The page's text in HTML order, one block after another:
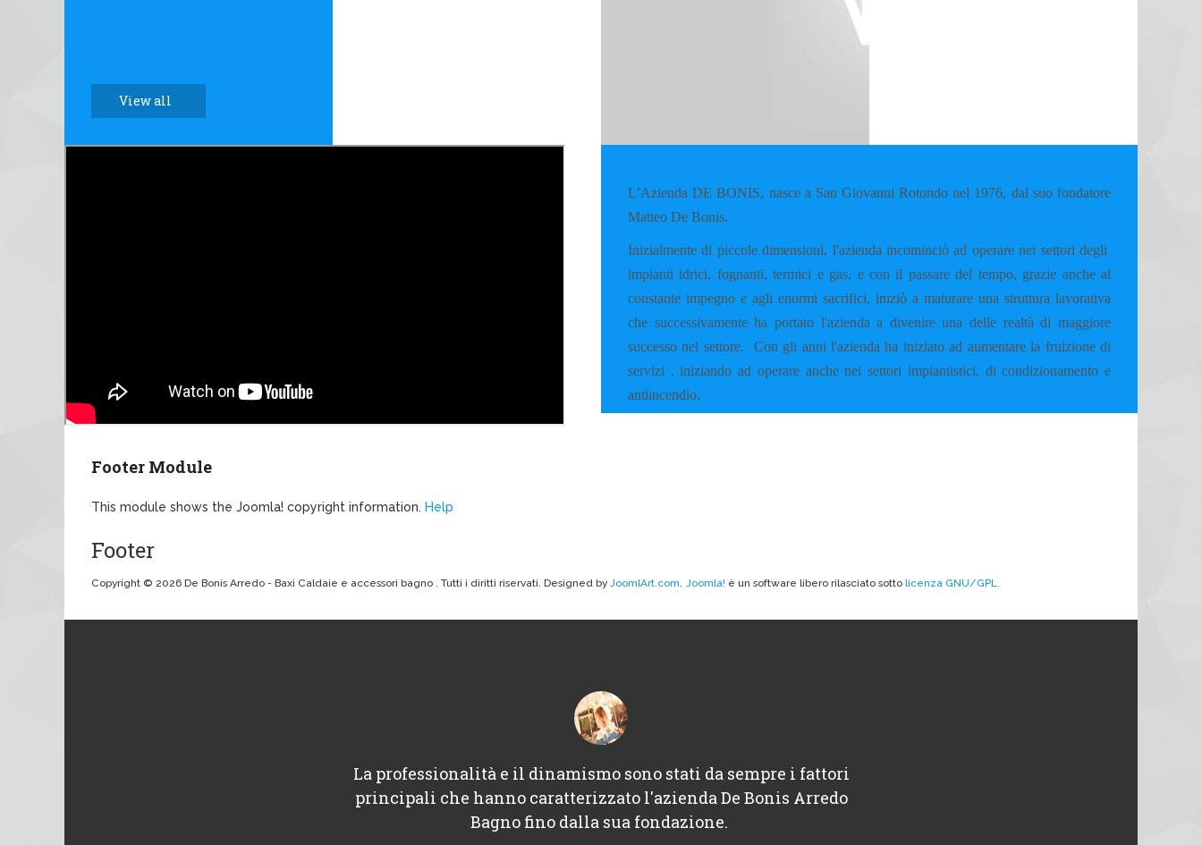
View all
L’Azienda DE BONIS, nasce a San Giovanni Rotondo nel 1976, dal suo fondatore
Matteo De Bonis.
Inizialmente di piccole dimensioni, l'azienda incominciò ad operare nei settori degli
impianti idrici, fognanti, termici e gas, e con il passare del tempo, grazie anche al
constante impegno e agli enormi sacrifici, iniziò a maturare una struttura lavorativa
che successivamente ha portato l'azienda a divenire una delle realtà di maggiore
successo nel settore. Con gli anni l'azienda ha iniziato ad aumentare la fruizione di
servizi , iniziando ad operare anche nei settori impiantistici, di condizionamento e
antiincendio.
Footer Module
This module shows the Joomla! copyright information. Help
Footer
Copyright © 2026 De Bonis Arredo - Baxi Caldaie e accessori bagno . Tutti i diritti riservati. Designed by JoomlArt.com. Joomla! è un software libero rilasciato sotto licenza GNU/GPL.
La professionalità e il dinamismo sono stati da sempre i fattori
principali che hanno caratterizzato l'azienda De Bonis Arredo
Bagno fino dalla sua fondazione.